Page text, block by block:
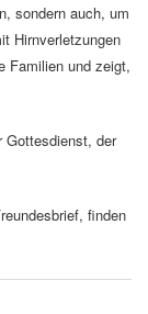
sondern auch, um
Hirnverletzungen
Familien und zeigt,
Gottesdienst, der
finden